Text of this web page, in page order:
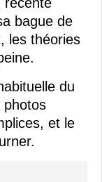
bague de
les théories
du
photos
et le